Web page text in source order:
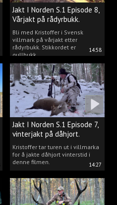
14:58
Jakt I Norden S.1 Episode 8,
Vårjakt på rådyrbukk.
Bli med Kristoffer i Svensk
villmark på vårjakt etter
rådyrbukk. Stikkordet er
gullbukk.
14:27
Jakt I Norden S.1 Episode 7,
vinterjakt på dåhjort.
Kristoffer tar turen ut i villmarka
for å jakte dåhjort vinterstid i
denne filmen.